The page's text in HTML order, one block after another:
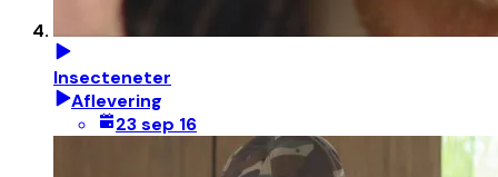
Insecteneter
Aflevering
23 sep 16